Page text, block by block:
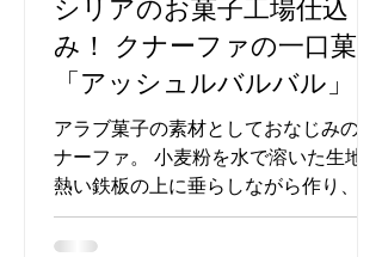
シリアのお菓子工場仕込
み！ クナーファの一口菓子
「アッシュルバルバル」
アラブ菓子の素材としておなじみのク
ナーファ。 小麦粉を水で溶いた生地を
熱い鉄板の上に垂らしながら作り、で
きたてはふわふわ柔らかく、滑らかな
髪の毛のよう。 この生地にナッツやク